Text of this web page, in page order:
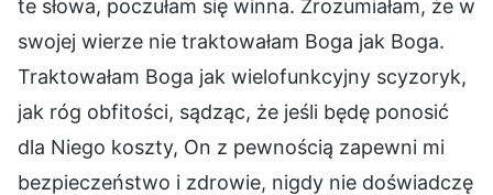
te słowa, poczułam się winna. Zrozumiałam, że w
swojej wierze nie traktowałam Boga jak Boga.
Traktowałam Boga jak wielofunkcyjny scyzoryk,
jak róg obfitości, sądząc, że jeśli będę ponosić
dla Niego koszty, On z pewnością zapewni mi
bezpieczeństwo i zdrowie, nigdy nie doświadczę